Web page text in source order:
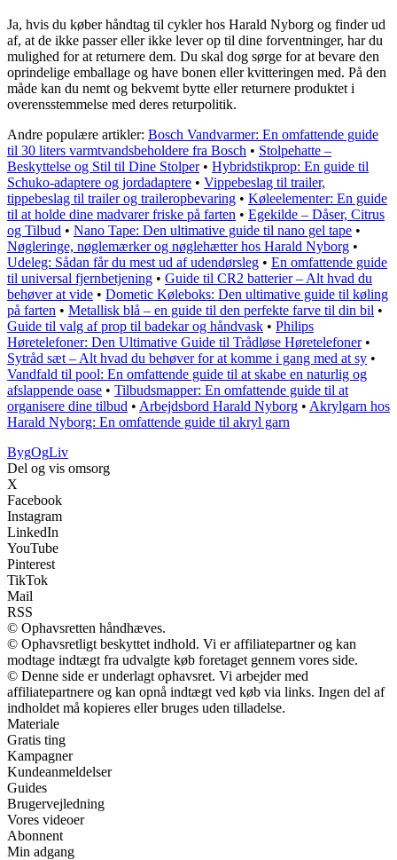
Ja, hvis du køber håndtag til cykler hos Harald Nyborg og finder ud
af, at de ikke passer eller ikke lever op til dine forventninger, har du
mulighed for at returnere dem. Du skal dog sørge for at bevare den
oprindelige emballage og have bonen eller kvitteringen med. På den
måde kan du nemt og bekvemt bytte eller returnere produktet i
overensstemmelse med deres returpolitik.
Andre populære artikler: Bosch Vandvarmer: En omfattende guide
til 30 liters varmtvandsbeholdere fra Bosch • Stolpehatte –
Beskyttelse og Stil til Dine Stolper• Hybridstikprop: En guide til
Schuko-adaptere og jordadaptere • Vippebeslag til trailer,
tippebeslag til trailer og traileropbevaring • Køleelementer: En guide
til at holde dine madvarer friske på farten • Egekilde – Dåser, Citrus
og Tilbud • Nano Tape: Den ultimative guide til nano gel tape •
Nøgleringe, nøglemærker og nøglehætter hos Harald Nyborg •
Udeleg: Sådan får du mest ud af udendørsleg • En omfattende guide
til universal fjernbetjening • Guide til CR2 batterier – Alt hvad du
behøver at vide • Dometic Køleboks: Den ultimative guide til køling
på farten • Metallisk blå – en guide til den perfekte farve til din bil •
Guide til valg af prop til badekar og håndvask • Philips
Høretelefoner: Den Ultimative Guide til Trådløse Høretelefoner•
Sytråd sæt – Alt hvad du behøver for at komme i gang med at sy •
Vandfald til pool: En omfattende guide til at skabe en naturlig og
afslappende oase • Tilbudsmapper: En omfattende guide til at
organisere dine tilbud • Arbejdsbord Harald Nyborg • Akrylgarn hos
Harald Nyborg: En omfattende guide til akryl garn
BygOgLiv
Del og vis omsorg
X
Facebook
Instagram
LinkedIn
YouTube
Pinterest
TikTok
Mail
RSS
© Ophavsretten håndhæves.
© Ophavsretligt beskyttet indhold. Vi er affiliatepartner og kan
modtage indtægt fra udvalgte køb foretaget gennem vores side.
© Denne side er underlagt ophavsret. Vi arbejder med
affiliatepartnere og kan opnå indtægt ved køb via links. Ingen del af
indholdet må kopieres eller bruges uden tilladelse.
Materiale
Gratis ting
Kampagner
Kundeanmeldelser
Guides
Brugervejledning
Vores videoer
Abonnent
Min adgang